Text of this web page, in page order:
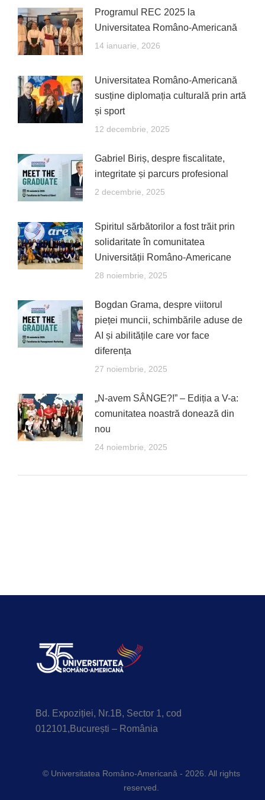
Programul REC 2025 la
Universitatea Româno-Americană
14 ianuarie, 2026
Universitatea Româno-Americană
susține diplomația culturală prin artă
și sport
12 decembrie, 2025
Gabriel Biriș, despre fiscalitate,
integritate și parcurs profesional
2 decembrie, 2025
Spiritul sărbătorilor a fost trăit prin
solidaritate în comunitatea
Universității Româno-Americane
28 noiembrie, 2025
Bogdan Grama, despre viitorul
pieței muncii, schimbările aduse de
AI și abilitățile care vor face
diferența
27 noiembrie, 2025
„N-avem SÂNGE?!” – Ediția a V-a:
comunitatea noastră donează din
nou
24 noiembrie, 2025
Bd. Expoziției, Nr.1B, Sector 1, cod
012101,București – România
© Universitatea Româno-Americană - 2026. All rights
reserved.